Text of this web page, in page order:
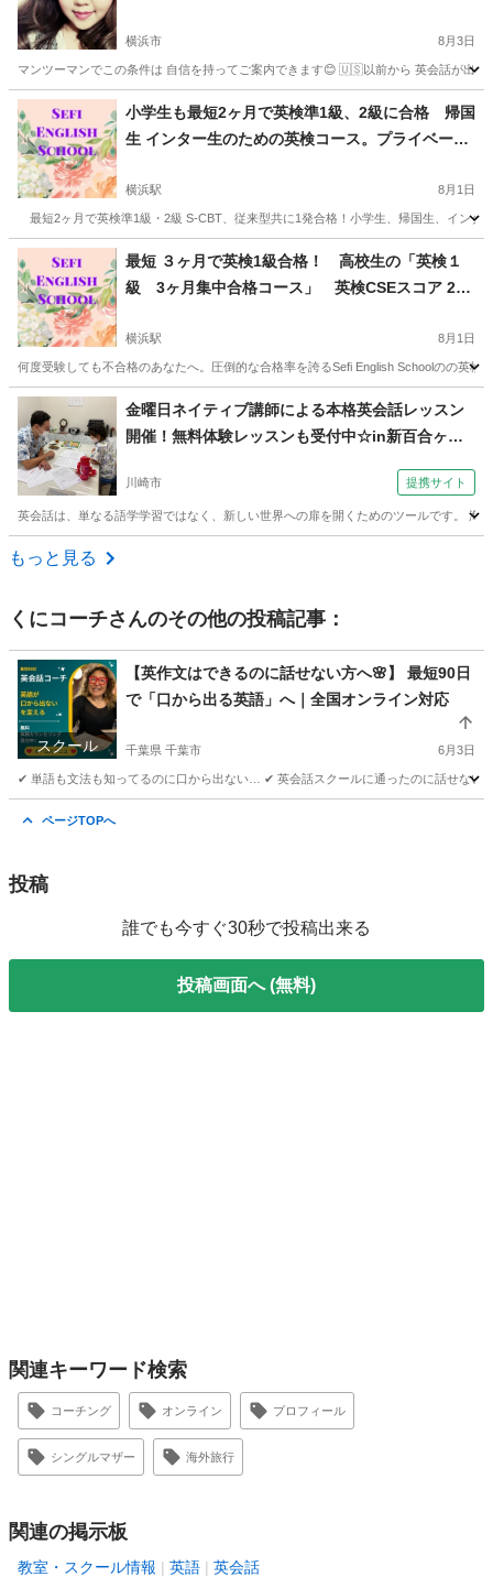
横浜市 8月3日
マンツーマンでこの条件は 自信を持ってご案内できます😊 🇺🇸以前から 英会話が出
神奈川 横浜市 英会話 英会話レッスン
小学生も最短2ヶ月で英検準1級、2級に合格 帰国
生 インター生のための英検コース。プライベート
横浜駅 8月1日
最短2ヶ月で英検準1級・2級 S-CBT、従来型共に1発合格！小学生、帰国生、インタ
神奈川 横浜市 横浜駅 英会話 短期
最短 ３ヶ月で英検1級合格！ 高校生の「英検１
級 3ヶ月集中合格コース」 英検CSEスコア 250
京 オンライン
横浜駅 8月1日
何度受験しても不合格のあなたへ。圧倒的な合格率を誇るSefi English Schoolのの英
神奈川 横浜市 横浜駅 1級
金曜日ネイティブ講師による本格英会話レッスン
開催！無料体験レッスンも受付中☆in新百合ヶ丘
川崎市 提携サイト
英会話は、単なる語学学習ではなく、新しい世界への扉を開くためのツールです。
神奈川 川崎市
もっと見る
くにコーチさんのその他の投稿記事：
スクール
【英作文はできるのに話せない方へ🌸】 最短90日
で「口から出る英語」へ｜全国オンライン対応
千葉県 千葉市 6月3日
✔ 単語も文法も知ってるのに口から出ない… ✔ 英会話スクールに通ったのに話せな
ページTOPへ
投稿
誰でも今すぐ30秒で投稿出来る
投稿画面へ (無料)
関連キーワード検索
コーチング オンライン プロフィール
シングルマザー 海外旅行
関連の掲示板
教室・スクール情報 英語 英会話